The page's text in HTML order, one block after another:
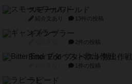
スモールワールド
紹介文あり 13件の投稿
ギャンブラー
2件の投稿
Bitter End ブタペスト救出作戦
1件の投稿
ラピード